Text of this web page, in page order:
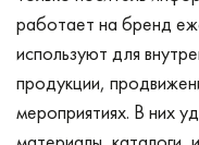
работает на бренд
используют для
продукции,
мероприятиях. В них